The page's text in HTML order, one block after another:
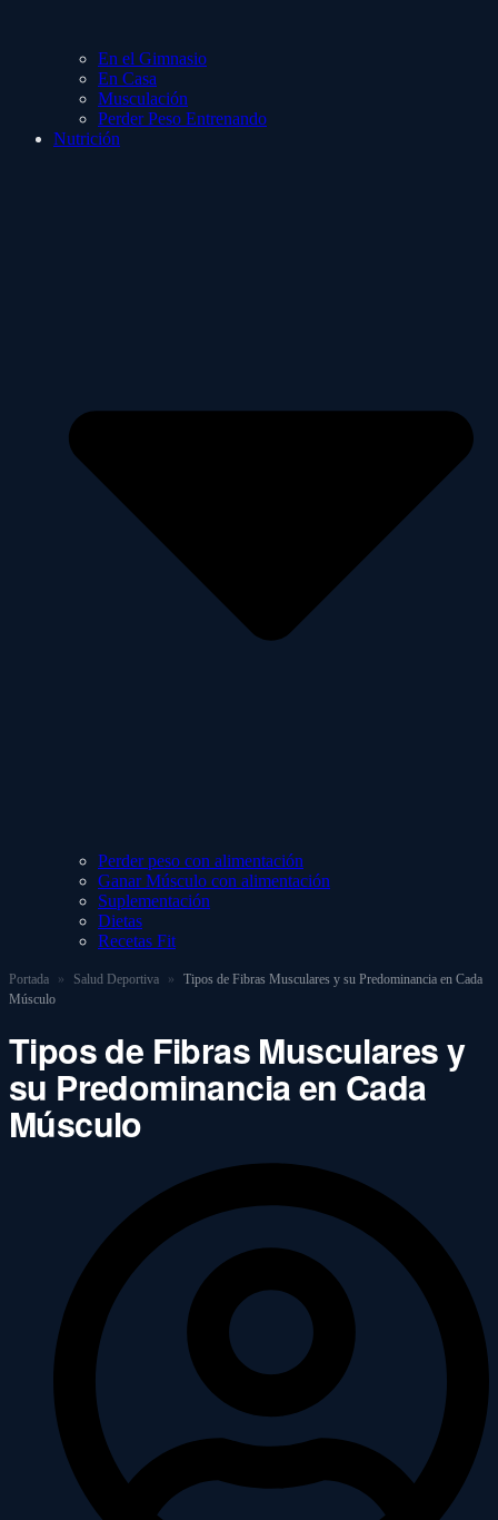
En el Gimnasio
En Casa
Musculación
Perder Peso Entrenando
Nutrición
Perder peso con alimentación
Ganar Músculo con alimentación
Suplementación
Dietas
Recetas Fit
Portada » Salud Deportiva »
Tipos de Fibras Musculares y su Predominancia en Cada
Músculo
Tipos de Fibras Musculares y
su Predominancia en Cada
Músculo